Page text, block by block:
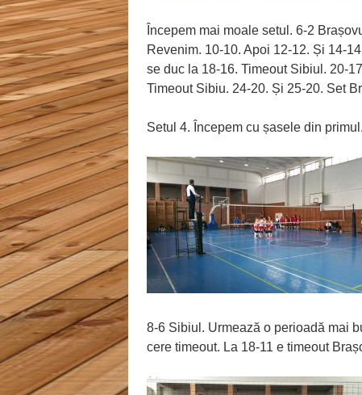
Începem mai moale setul. 6-2
Revenim. 10-10. Apoi 12-12. Și 14-
se duc la 18-16. Timeout Sibiul. 20-
Timeout Sibiu. 24-20. Și 25-20. Set
Setul 4. Începem cu șasele din primul.
8-6 Sibiul. Urmează o perioadă mai
cere timeout. La 18-11 e timeout